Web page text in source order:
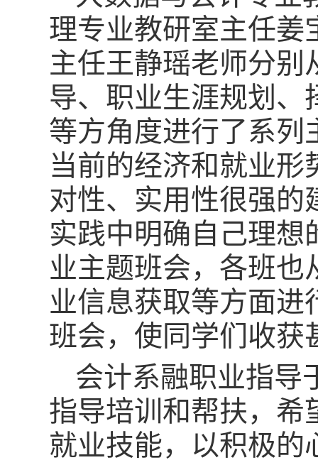
理专业教研室主任姜
主任王静瑶老师分别
导、职业生涯规划、
等方角度进行了系列
当前的经济和就业
对性、实用性很强的
实践中明确自己理想
业主题班会，各班也
业信息获取等方面进
班会，使同学们收获
会计系融职业指导
指导培训和帮扶，希
就业技能，以积极的